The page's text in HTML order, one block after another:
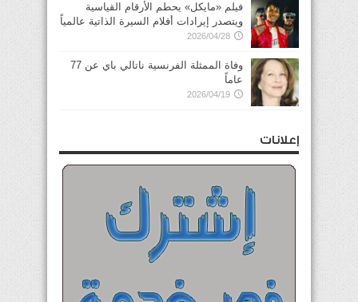
فيلم «مايكل» يحطم الأرقام القياسية
ويتصدر إيرادات أفلام السيرة الذاتية عالمياً
2026/04/28
وفاة الممثلة الفرنسية ناتالي باي عن 77
عاماً
2026/04/19
إعلانات